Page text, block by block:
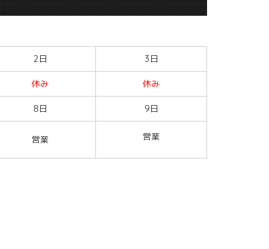
2日 3日
休み 休み
8日 9日
営業 営業